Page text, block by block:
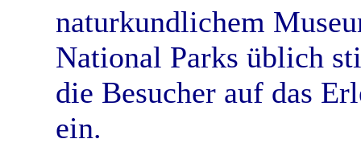
naturkundlichem
National Parks üblich
die Besucher auf das
ein.